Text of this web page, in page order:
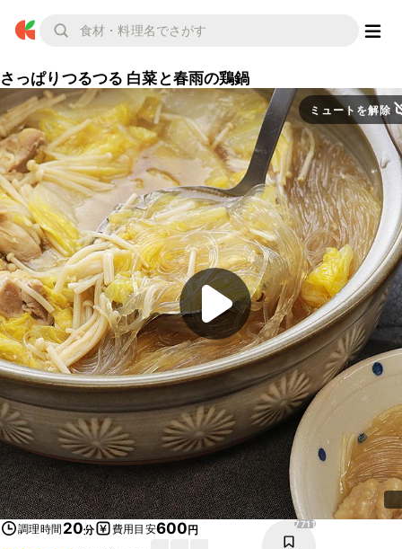
さっぱりつるつる 白菜と春雨の鶏鍋
ミュートを解除
調理時間 20分 費用目安600円 7711